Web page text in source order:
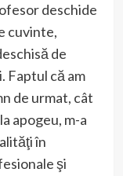
deschide
cuvinte,
de
Faptul că am
de urmat, cât
apogeu, m-a
în
şi